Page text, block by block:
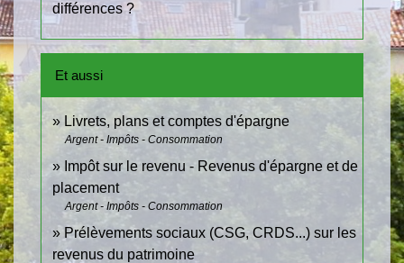
différences ?
Et aussi
Livrets, plans et comptes d'épargne
Argent - Impôts - Consommation
Impôt sur le revenu - Revenus d'épargne et de
placement
Argent - Impôts - Consommation
Prélèvements sociaux (CSG, CRDS...) sur les
revenus du patrimoine